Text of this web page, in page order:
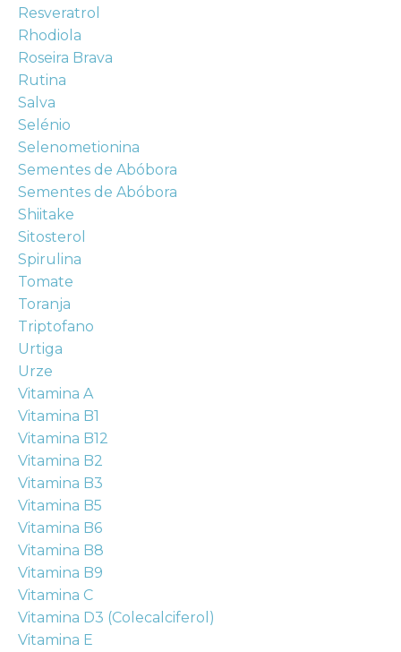
Resveratrol
Rhodiola
Roseira Brava
Rutina
Salva
Selénio
Selenometionina
Sementes de Abóbora
Sementes de Abóbora
Shiitake
Sitosterol
Spirulina
Tomate
Toranja
Triptofano
Urtiga
Urze
Vitamina A
Vitamina B1
Vitamina B12
Vitamina B2
Vitamina B3
Vitamina B5
Vitamina B6
Vitamina B8
Vitamina B9
Vitamina C
Vitamina D3 (Colecalciferol)
Vitamina E